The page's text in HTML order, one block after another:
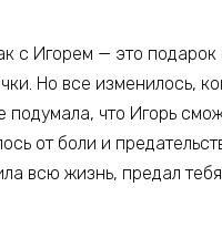
с Игорем — это
Но все изменилось,
что Игорь
от боли и
всю жизнь, предал